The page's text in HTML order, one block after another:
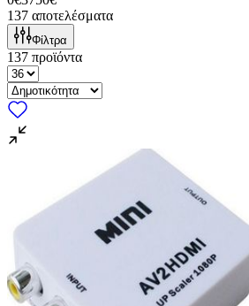
137 αποτελέσματα
Φίλτρα
137 προϊόντα